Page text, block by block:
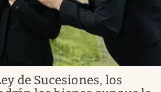
de Sucesiones, los